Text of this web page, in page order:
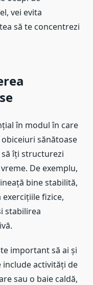
vei evita
să te concentrezi
în modul în care
sănătoase
îți structurezi
De exemplu,
bine stabilită,
fizice,
stabilirea
important să ai și
include activități de
sau o baie caldă,